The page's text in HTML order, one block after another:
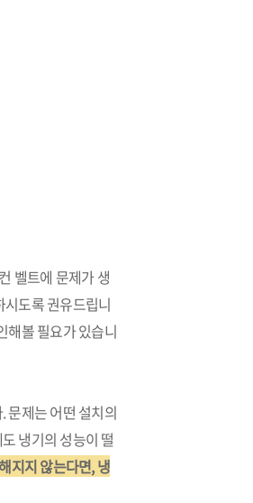
벨트에 문제가 생
도록 권유드립니
해볼 필요가 있습니
문제는 어떤 설치의
냉기의 성능이 떨
지지 않는다면, 냉